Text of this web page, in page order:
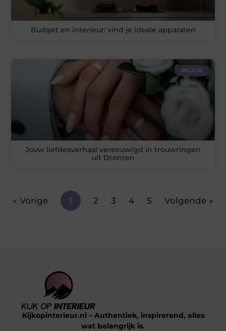
Budget en interieur: vind je ideale apparaten
RELATIE
Jouw liefdesverhaal vereeuwigd in trouwringen
uit Dronten
« Vorige 1 2 3 4 5 Volgende »
Kijkopinterieur.nl – Authentiek, inspirerend, alles
wat belangrijk is.